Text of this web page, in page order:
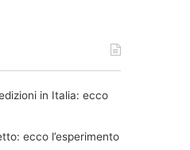
in Italia: ecco
ecco l’esperimento